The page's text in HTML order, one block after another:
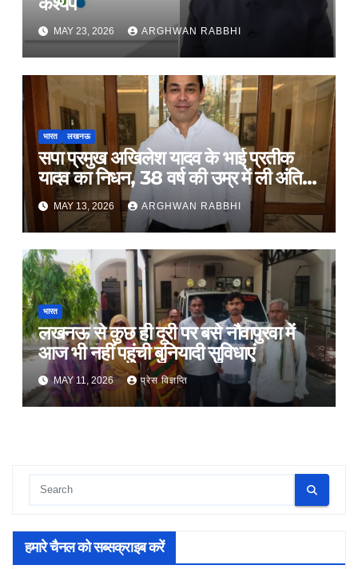
MAY 23, 2026 ARGHWAN RABBHI
भारत लखनऊ
सपा प्रमुख अखिलेश यादव के भाई प्रतीक
यादव का निधन, 38 वर्ष की उम्र में ली अंतिम
सांसMAY 13, 2026 ARGHWAN RABBHI
भारत
लखनऊ से कुछ ही दूरी पर बसे नौवापुरवा में
आज भी नहीं पहुंची बुनियादी सुविधाएं
MAY 11, 2026 प्रेस विज्ञप्ति
हमारे चैनल को सब्सक्राइब करें